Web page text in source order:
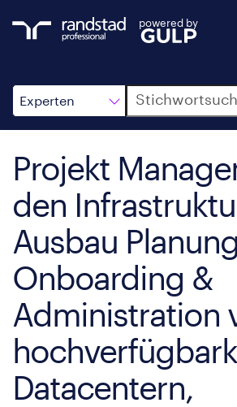
powered by
Experten
Suche
Projekt
den
Ausbau
Onboarding &
Administration
Datacentern,